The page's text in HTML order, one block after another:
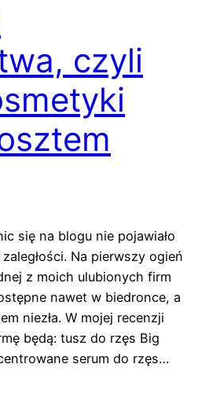
czyli
się na blogu nie pojawiało
Na pierwszy ogień
z moich ulubionych firm
nawet w biedronce, a
niezła. W mojej recenzji
będą: tusz do rzęs Big
serum do rzęs…